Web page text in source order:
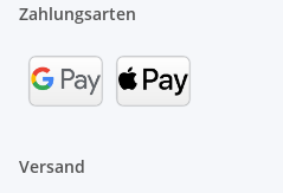
Zahlungsarten
Versand